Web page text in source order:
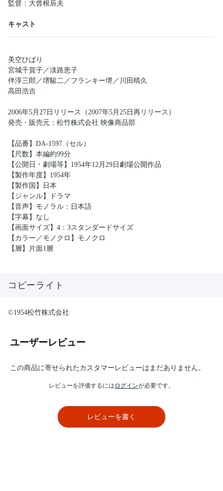
監督：大曾根辰夫
キャスト
美空ひばり
宮城千賀子／淡路恵子
伴淳三郎／堺駿二／フランキー堺／川田晴久
高田浩吉
2006年5月27日リリース（2007年5月25日再リリース）
発売・販売元：松竹株式会社 映像商品部
【品番】DA-1597（セル）
【尺数】本編約99分
【公開日・劇場等】1954年12月29日劇場公開作品
【製作年度】1954年
【製作国】日本
【ジャンル】ドラマ
【音声】モノラル：日本語
【字幕】なし
【画面サイズ】4：3スタンダードサイズ
【カラー／モノクロ】モノクロ
【層】片面1層
コピーライト
©1954松竹株式会社
ユーザーレビュー
この商品に寄せられたカスタマーレビューはまだありません。
レビューを評価するには ログインが必要です。
レビューを書く